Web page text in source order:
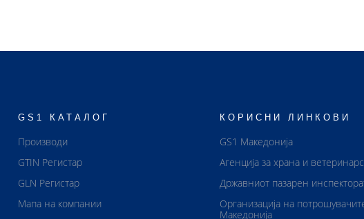
GS1 КАТАЛОГ
Производи
GTIN Регистар
GLN Регистар
Мапа на компании
КОРИСНИ ЛИНКОВИ
GS1 Македонија
Агенција за храна и
Државниот пазарен
Организација на
Македонија